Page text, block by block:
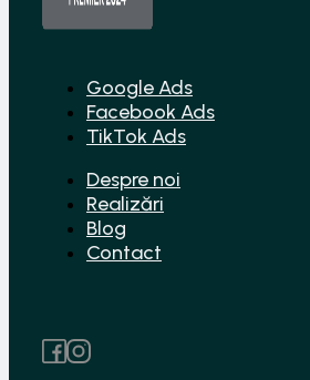
Google Ads
Facebook Ads
TikTok Ads
Despre noi
Realizări
Blog
Contact